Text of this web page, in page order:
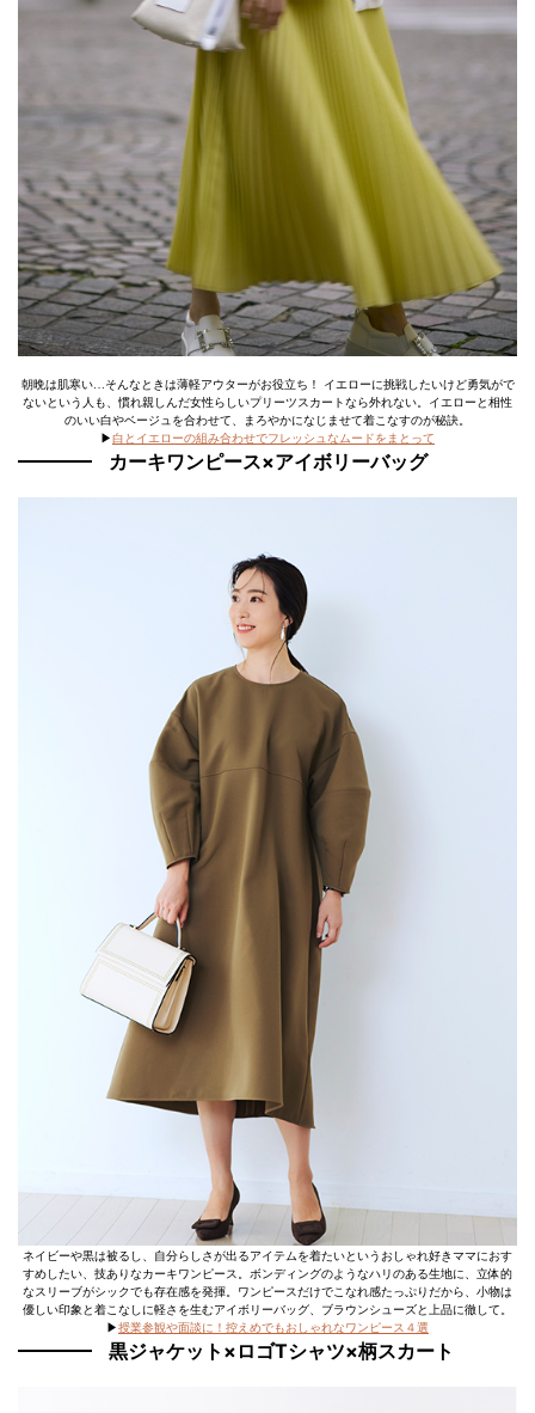
朝晩は肌寒い…そんなときは薄軽アウターがお役立ち！ イエローに挑戦したいけど勇気がで
ないという人も、慣れ親しんだ女性らしいプリーツスカートなら外れない。イエローと相性
のいい白やベージュを合わせて、まろやかになじませて着こなすのが秘訣。
▶白とイエローの組み合わせでフレッシュなムードをまとって
カーキワンピース×アイボリーバッグ
ネイビーや黒は被るし、自分らしさが出るアイテムを着たいというおしゃれ好きママにおす
すめしたい、技ありなカーキワンピース。ボンディングのようなハリのある生地に、立体的
なスリーブがシックでも存在感を発揮。ワンピースだけでこなれ感たっぷりだから、小物は
優しい印象と着こなしに軽さを生むアイボリーバッグ、ブラウンシューズと上品に徹して。
▶︎授業参観や面談に！控えめでもおしゃれなワンピース４選
黒ジャケット×ロゴTシャツ×柄スカート